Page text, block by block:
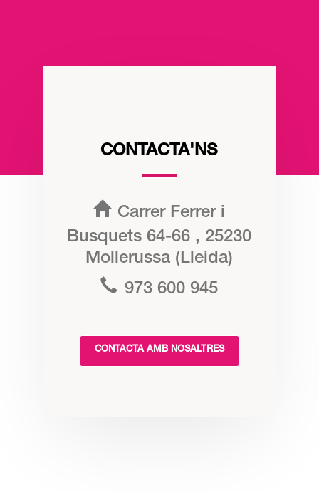
CONTACTA'NS
Carrer Ferrer i
Busquets 64-66 , 25230
Mollerussa (Lleida)
973 600 945
CONTACTA AMB NOSALTRES